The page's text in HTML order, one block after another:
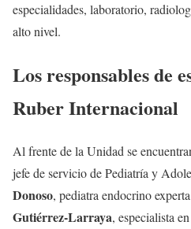
especialidades, laboratorio,
alto nivel.
Los responsables de
Ruber Internacional
Al frente de la Unidad se
jefe de servicio de Pediatría y
Donoso, pediatra endocrino
Gutiérrez-Larraya, especialista